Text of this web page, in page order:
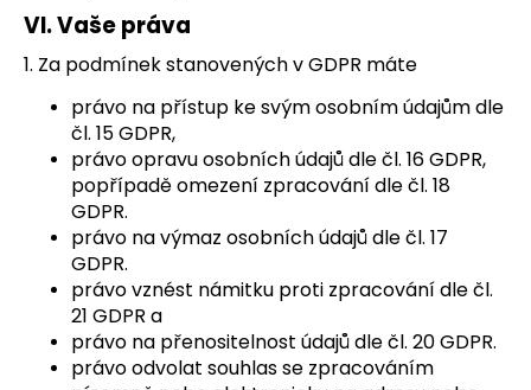
VI.Vaše práva
1. Za podmínek stanovených v GDPR máte
právo na přístup ke svým osobním údajům dle
čl. 15 GDPR,
právo opravu osobních údajů dle čl. 16 GDPR,
popřípadě omezení zpracování dle čl. 18
GDPR.
právo na výmaz osobních údajů dle čl. 17
GDPR.
právo vznést námitku proti zpracování dle čl.
21 GDPR a
právo na přenositelnost údajů dle čl. 20 GDPR.
právo odvolat souhlas se zpracováním